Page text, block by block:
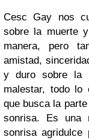
Cesc Gay nos
sobre la muerte
manera, pero
amistad,
y duro sobre la
malestar, todo lo
que busca la
sonrisa. Es una
sonrisa